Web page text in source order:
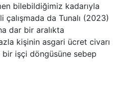
bilebildiğimiz kadarıyla
çalışmada da Tunalı (2023)
dar bir aralıkta
kişinin asgari ücret civarı
bir işçi döngüsüne sebep